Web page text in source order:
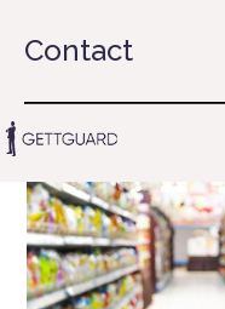
Contact